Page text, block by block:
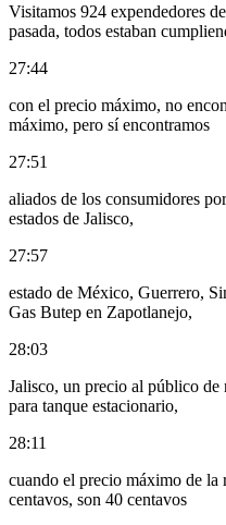
Visitamos 924 expendedores
pasada, todos estaban
27:44
con el precio máximo, no
máximo, pero sí encontramos
27:51
aliados de los consumidores
estados de Jalisco,
27:57
estado de México, Guerrero,
Gas Butep en Zapotlanejo,
28:03
Jalisco, un precio al público de
para tanque estacionario,
28:11
cuando el precio máximo de la
centavos, son 40 centavos